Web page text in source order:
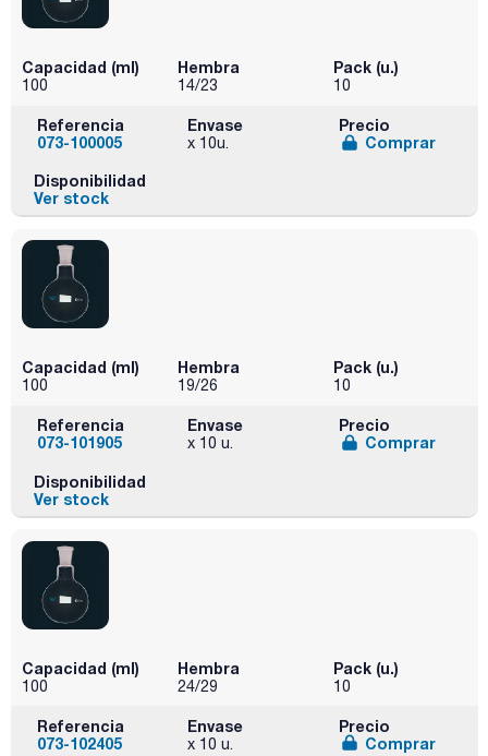
Capacidad (ml)
100
Hembra
14/23
Pack (u.)
10
Referencia
073-100005
Envase
x 10u.
Precio
Comprar
Disponibilidad
Ver stock
Capacidad (ml)
100
Hembra
19/26
Pack (u.)
10
Referencia
073-101905
Envase
x 10 u.
Precio
Comprar
Disponibilidad
Ver stock
Capacidad (ml)
100
Hembra
24/29
Pack (u.)
10
Referencia
073-102405
Envase
x 10 u.
Precio
Comprar